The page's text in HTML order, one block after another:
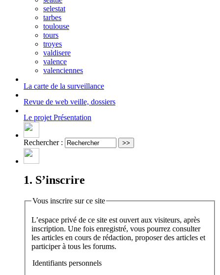
selestat
tarbes
toulouse
tours
troyes
valdisere
valence
valenciennes
La carte de la surveillance
Revue de web veille, dossiers
Le projet Présentation
Rechercher :
1. S’inscrire
Vous inscrire sur ce site
L’espace privé de ce site est ouvert aux visiteurs, après
inscription. Une fois enregistré, vous pourrez consulter
les articles en cours de rédaction, proposer des articles et
participer à tous les forums.
Identifiants personnels